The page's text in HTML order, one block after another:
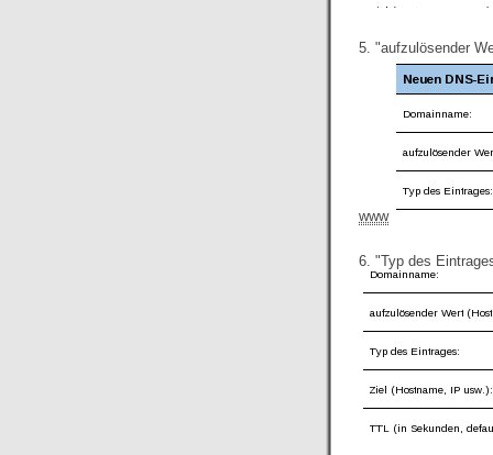
5. "aufzulösender
www
6. "Typ des